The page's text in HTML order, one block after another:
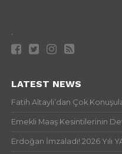
.
LATEST NEWS
Fatih Altaylı’dan Çok
Emekli Maaş Kesintilerinin
Erdoğan İmzaladı! 2026 Yılı